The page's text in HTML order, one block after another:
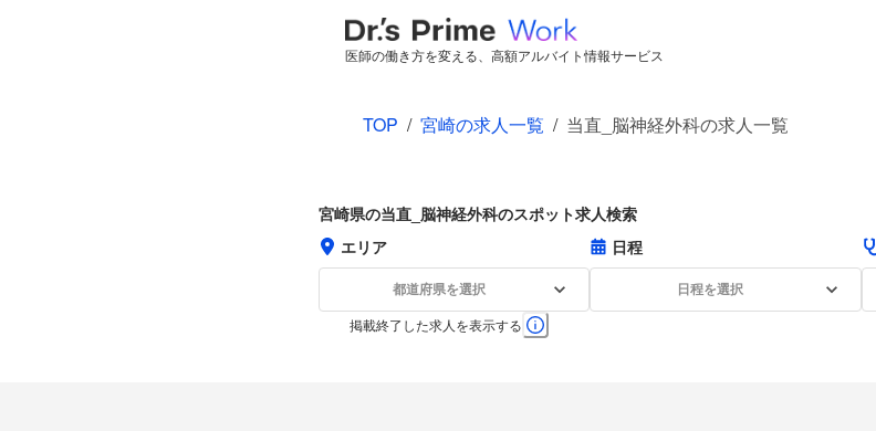
医師の働き方を変える、高額アルバイト情報サービス
TOP / 宮崎の求人一覧 / 当直_脳神経外科の求人一覧
宮崎県の当直_脳神経外科のスポット求人検索
エリア
都道府県を選択
日程
日程を選択
掲載終了した求人を表示する